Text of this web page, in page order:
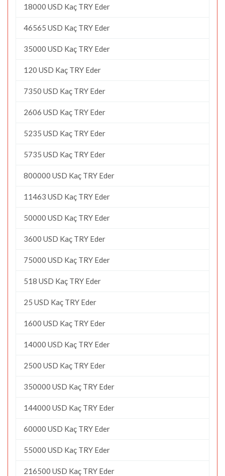
18000 USD Kaç TRY Eder
46565 USD Kaç TRY Eder
35000 USD Kaç TRY Eder
120 USD Kaç TRY Eder
7350 USD Kaç TRY Eder
2606 USD Kaç TRY Eder
5235 USD Kaç TRY Eder
5735 USD Kaç TRY Eder
800000 USD Kaç TRY Eder
11463 USD Kaç TRY Eder
50000 USD Kaç TRY Eder
3600 USD Kaç TRY Eder
75000 USD Kaç TRY Eder
518 USD Kaç TRY Eder
25 USD Kaç TRY Eder
1600 USD Kaç TRY Eder
14000 USD Kaç TRY Eder
2500 USD Kaç TRY Eder
350000 USD Kaç TRY Eder
144000 USD Kaç TRY Eder
60000 USD Kaç TRY Eder
55000 USD Kaç TRY Eder
216500 USD Kaç TRY Eder